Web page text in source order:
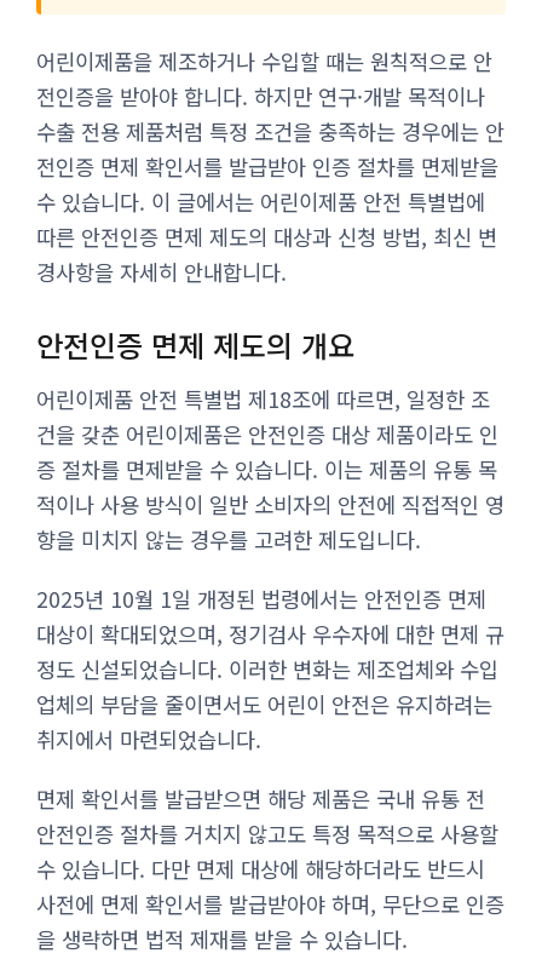
어린이제품을 제조하거나 수입할 때는 원칙적으로 안
전인증을 받아야 합니다. 하지만 연구·개발 목적이나
수출 전용 제품처럼 특정 조건을 충족하는 경우에는 안
전인증 면제 확인서를 발급받아 인증 절차를 면제받을
수 있습니다. 이 글에서는 어린이제품 안전 특별법에
따른 안전인증 면제 제도의 대상과 신청 방법, 최신 변
경사항을 자세히 안내합니다.
안전인증 면제 제도의 개요
어린이제품 안전 특별법 제18조에 따르면, 일정한 조
건을 갖춘 어린이제품은 안전인증 대상 제품이라도 인
증 절차를 면제받을 수 있습니다. 이는 제품의 유통 목
적이나 사용 방식이 일반 소비자의 안전에 직접적인 영
향을 미치지 않는 경우를 고려한 제도입니다.
2025년 10월 1일 개정된 법령에서는 안전인증 면제
대상이 확대되었으며, 정기검사 우수자에 대한 면제 규
정도 신설되었습니다. 이러한 변화는 제조업체와 수입
업체의 부담을 줄이면서도 어린이 안전은 유지하려는
취지에서 마련되었습니다.
면제 확인서를 발급받으면 해당 제품은 국내 유통 전
안전인증 절차를 거치지 않고도 특정 목적으로 사용할
수 있습니다. 다만 면제 대상에 해당하더라도 반드시
사전에 면제 확인서를 발급받아야 하며, 무단으로 인증
을 생략하면 법적 제재를 받을 수 있습니다.